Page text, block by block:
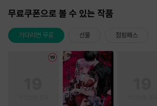
무료쿠폰으로 볼 수 있는 작품
기다리면 무료 선물 점핑패스